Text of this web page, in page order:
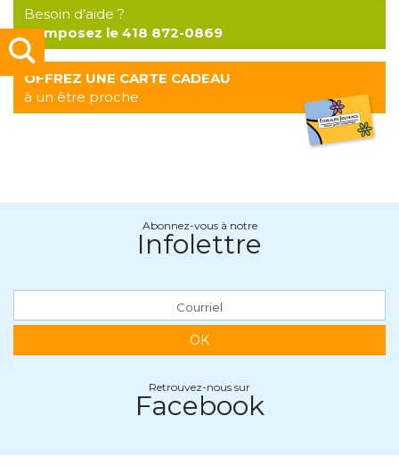
Besoin d’aide ?
Composez le 418 872-0869
OFFREZ UNE CARTE CADEAU
à un être proche
Abonnez-vous à notre
Infolettre
OK
Retrouvez-nous sur
Facebook